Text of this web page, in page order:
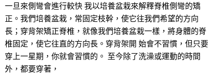
一旦來側彎會進行較快 我以培養盆栽來解釋脊椎側彎的矯
正。我們培養盆栽，常固定枝幹，使它往我們希望的方向
長；穿背架矯正脊椎，就像我們培養盆栽一樣，將身體的脊
椎固定，使它往直的方向長。穿背架開 始會不習慣，但只要
穿上一星期，你就會習慣的。 至今除了洗澡或運動的時間
外，都要穿著，